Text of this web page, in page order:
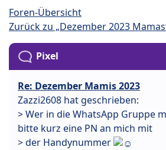
Foren-Übersicht
Zurück zu „Dezember 2023
Pixel
Re: Dezember Mamis 2023
Zazzi2608 hat geschrieben:
> Wer in die WhatsApp Gruppe
bitte kurz eine PN an mich mit
> der Handynummer